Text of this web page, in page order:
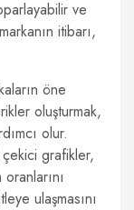
ve
itibarı,
öne
oluşturmak,
olur.
grafikler,
ulaşmasını